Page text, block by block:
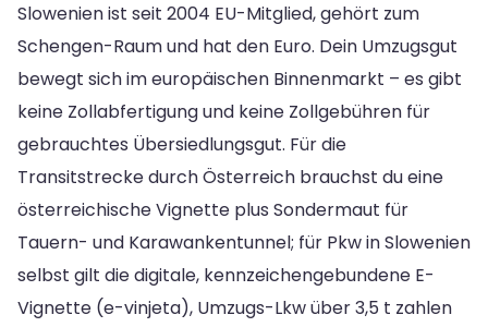
Slowenien ist seit 2004 EU-Mitglied, gehört zum
Schengen-Raum und hat den Euro. Dein Umzugsgut
bewegt sich im europäischen Binnenmarkt – es gibt
keine Zollabfertigung und keine Zollgebühren für
gebrauchtes Übersiedlungsgut. Für die
Transitstrecke durch Österreich brauchst du eine
österreichische Vignette plus Sondermaut für
Tauern- und Karawankentunnel; für Pkw in Slowenien
selbst gilt die digitale, kennzeichengebundene E-
Vignette (e-vinjeta), Umzugs-Lkw über 3,5 t zahlen